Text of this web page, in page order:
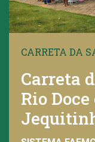
CARRETA DA
Carreta
Rio